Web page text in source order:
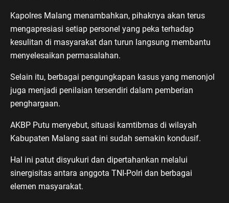
Kapolres Malang menambahkan, pihaknya akan terus
mengapresiasi setiap personel yang peka terhadap
kesulitan di masyarakat dan turun langsung membantu
menyelesaikan permasalahan.
Selain itu, berbagai pengungkapan kasus yang menonjol
juga menjadi penilaian tersendiri dalam pemberian
penghargaan.
AKBP Putu menyebut, situasi kamtibmas di wilayah
Kabupaten Malang saat ini sudah semakin kondusif.
Hal ini patut disyukuri dan dipertahankan melalui
sinergisitas antara anggota TNI-Polri dan berbagai
elemen masyarakat.